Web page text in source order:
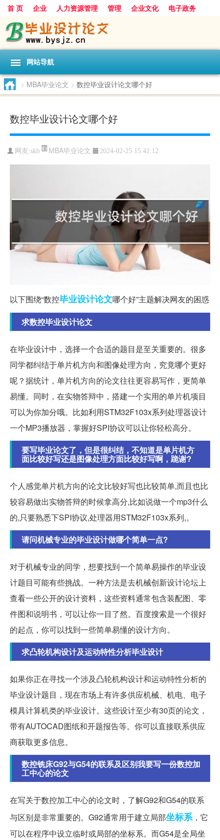
首 页 企业 人力资源管理 管理 企业文化
电子政务
数据
旅游 项目 浅谈 发展
网站导航
> MBA毕业论文 > 数控毕业设计论文哪个好
数控毕业设计论文哪个好
网友:skb MBA毕业论文 2024-02-25 15:41:12
以下围绕“数控毕业设计论文哪个好”主题解决网友的困惑
求数控毕业设计论文
在毕业设计中，选择一个合适的题目是至关重要的。很多
同学都纠结于单片机方向和图像处理方向，究竟哪个更好
呢？据统计，单片机方向的论文往往更容易写作，更简单
易懂。同时，在实物答辩中，搭建一个实用的单片机项目
可以为你加分哦。比如利用STM32F103x系列处理器设计
一个MP3播放器，掌握好SPI协议可以让你轻松高分。
要写毕业论文了，但是很纠结，不知道是单片机方
面比较好写还是图像处理方面比较好写啊，跪谢?
个人感觉单片机方向的论文比较好写也比较简单,而且也比
较容易做出实物答辩的时候拿高分,比如说做一个mp3什么
的,只要熟悉下SPI协议,处理器用STM32F103x系列,。
请问机械专业的毕业设计做哪个简单一点?
对于机械专业的同学，想要找到一个简单易操作的毕业设
计题目可能有些挑战。一种方法是去机械创新设计论坛上
查看一些公开的设计资料，这些资料通常包含装配图、零
件图和说明书，可以让你一目了然。百度搜索是一个很好
的起点，你可以找到一些简单易懂的设计方向。
求凸轮机构设计及运动特性分析毕业设计
如果你正在寻找一个涉及凸轮机构设计和运动特性分析的
毕业设计题目，现在市场上有许多供应机械、机电、电子
模具计算机类的毕业设计。这些设计至少有30页的论文，
带有AUTOCAD图纸和开题报告等。你可以直接联系供应
商获取更多信息。
数控铣床G92与G54的联系及区别我要写一份数控加
工中心的论文
在写关于数控加工中心的论文时，了解G92和G54的联系
与区别是非常重要的。G92通常用于建立局部坐标系，它
可以在程序中设立临时或局部的坐标系。而G54是全局坐